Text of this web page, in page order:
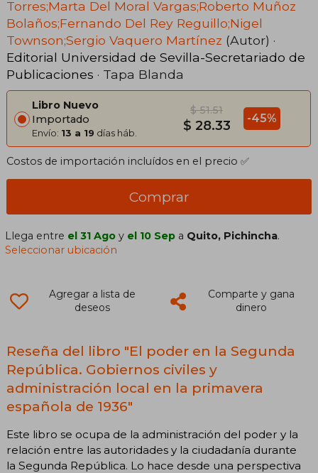
Torres;Marta Del Moral Vargas;Roberto Muñoz
Bolaños;Fernando Del Rey Reguillo;Nigel
Townson;Sergio Vaquero Martínez (Autor) ·
Editorial Universidad de Sevilla-Secretariado de
Publicaciones · Tapa Blanda
Libro Nuevo
Importado
Envío: 13 a 19 días háb.
$ 51.51
$ 28.33 -45%
Costos de importación incluídos en el precio ✅
Comprar
Llega entre el 31 Ago y el 10 Sep a Quito, Pichincha.
Seleccionar ubicación
Agregar a lista de
deseos
Comparte y gana
dinero
Reseña del libro "El poder en la Segunda
República. Gobiernos civiles y
administración local en la primavera
española de 1936"
Este libro se ocupa de la administración del poder y la
relación entre las autoridades y la ciudadanía durante
la Segunda República. Lo hace desde una perspectiva